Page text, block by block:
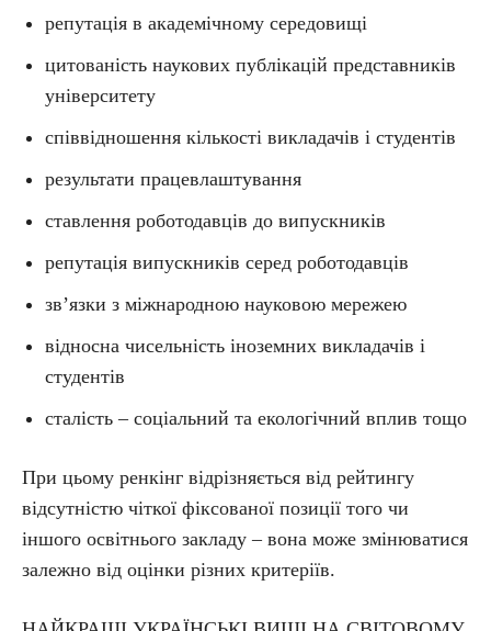
репутація в академічному середовищі
цитованість наукових публікацій представників
університету
співвідношення кількості викладачів і студентів
результати працевлаштування
ставлення роботодавців до випускників
репутація випускників серед роботодавців
зв’язки з міжнародною науковою мережею
відносна чисельність іноземних викладачів і
студентів
сталість – соціальний та екологічний вплив тощо
При цьому ренкінг відрізняється від рейтингу
відсутністю чіткої фіксованої позиції того чи
іншого освітнього закладу – вона може змінюватися
залежно від оцінки різних критеріїв.